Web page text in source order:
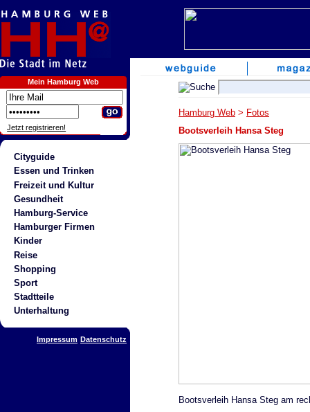
Mein Hamburg Web
Jetzt registrieren!
Cityguide
Essen und Trinken
Freizeit und Kultur
Gesundheit
Hamburg-Service
Hamburger Firmen
Kinder
Reise
Shopping
Sport
Stadtteile
Unterhaltung
Impressum Datenschutz
Hamburg Web > Fotos
Bootsverleih Hansa Steg
Bootsverleih Hansa Steg am